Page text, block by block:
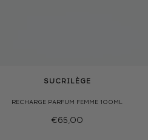
SUCRILÈGE
RECHARGE PARFUM FEMME 100ML
€65,00